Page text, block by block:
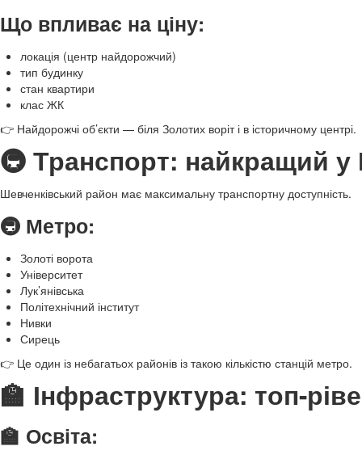
Що впливає на ціну:
локація (центр найдорожчий)
тип будинку
стан квартири
клас ЖК
👉 Найдорожчі об’єкти — біля Золотих воріт і в історичному центрі.
🚇 Транспорт: найкращий у
Шевченківський район має максимальну транспортну доступність.
🚇 Метро:
Золоті ворота
Університет
Лук’янівська
Політехнічний інститут
Нивки
Сирець
👉 Це один із небагатьох районів із такою кількістю станцій метро.
🏫 Інфраструктура: топ-
🏫 Освіта: